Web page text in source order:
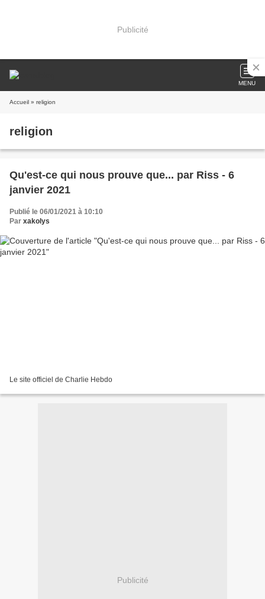
Publicité
MENU
Accueil » religion
religion
Qu'est-ce qui nous prouve que... par Riss - 6
janvier 2021
Publié le 06/01/2021 à 10:10
Par xakolys
Le site officiel de Charlie Hebdo
Publicité